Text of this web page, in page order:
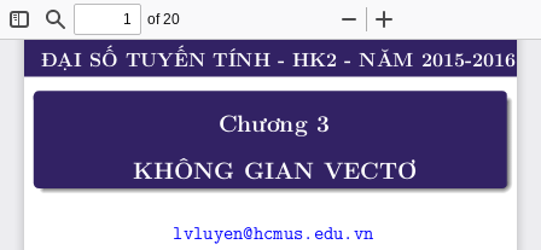
Toggle
Sidebar
Find
of 20
Zoom
Out
In
ĐẠI SỐ TUYẾN TÍNH - HK2 - NĂM 2015-2016
Chương 3
KHÔNG GIAN VECTƠ
lvluyen@hcmus.edu.vn